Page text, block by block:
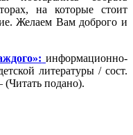
на которые стоит
Желаем Вам доброго и
информационно-
литературы / сост.
подано).